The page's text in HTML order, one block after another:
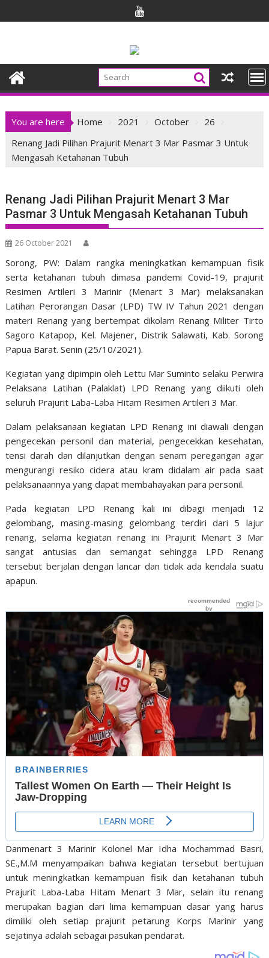
to
You are here Home 2021 October
26
Renang Jadi Pilihan Prajurit Menart 3 Mar Pasmar 3 Untuk
Mengasah Ketahanan Tubuh
Renang Jadi Pilihan Prajurit Menart 3 Mar
Pasmar 3 Untuk Mengasah Ketahanan Tubuh
26 October 2021
Sorong, PW: Dalam rangka meningkatkan kemampuan fisik
serta ketahanan tubuh dimasa pandemi Covid-19, prajurit
Resimen Artileri 3 Marinir (Menart 3 Mar) melaksanakan
Latihan Perorangan Dasar (LPD) TW IV Tahun 2021 dengan
materi Renang yang bertempat dikolam Renang Militer Tirto
Sagoro Katapop, Kel. Majener, Distrik Salawati, Kab. Sorong
Papua Barat. Senin (25/10/2021).
Kegiatan yang dipimpin oleh Lettu Mar Suminto selaku Perwira
Pelaksana Latihan (Palaklat) LPD Renang yang diikuti oleh
seluruh Prajurit Laba-Laba Hitam Resimen Artileri 3 Mar.
Dalam pelaksanaan kegiatan LPD Renang ini diawali dengan
pengecekan personil dan material, pengecekkan kesehatan,
tensi darah dan dilanjutkan dengan senam peregangan agar
mengurangi resiko cidera atau kram didalam air pada saat
pelaksanaannya yang dapat membahayakan para personil.
Pada kegiatan LPD Renang kali ini dibagi menjadi 12
gelombang, masing-masing gelombang terdiri dari 5 lajur
renang, selama kegiatan renang ini Prajurit Menart 3 Mar
sangat antusias dan semangat sehingga LPD Renang
tersebut berjalan dengan lancar dan tidak ada kendala suatu
apapun.
Danmenart 3 Marinir Kolonel Mar Idha Mochammad Basri,
SE.,M.M menyampaikan bahwa kegiatan tersebut bertujuan
untuk meningkatkan kemampuan fisik dan ketahanan tubuh
Prajurit Laba-Laba Hitam Menart 3 Mar, selain itu renang
merupakan bagian dari lima kemampuan dasar yang harus
dimiliki oleh setiap prajurit petarung Korps Marinir yang
sejatinya adalah sebagai pasukan pendarat.